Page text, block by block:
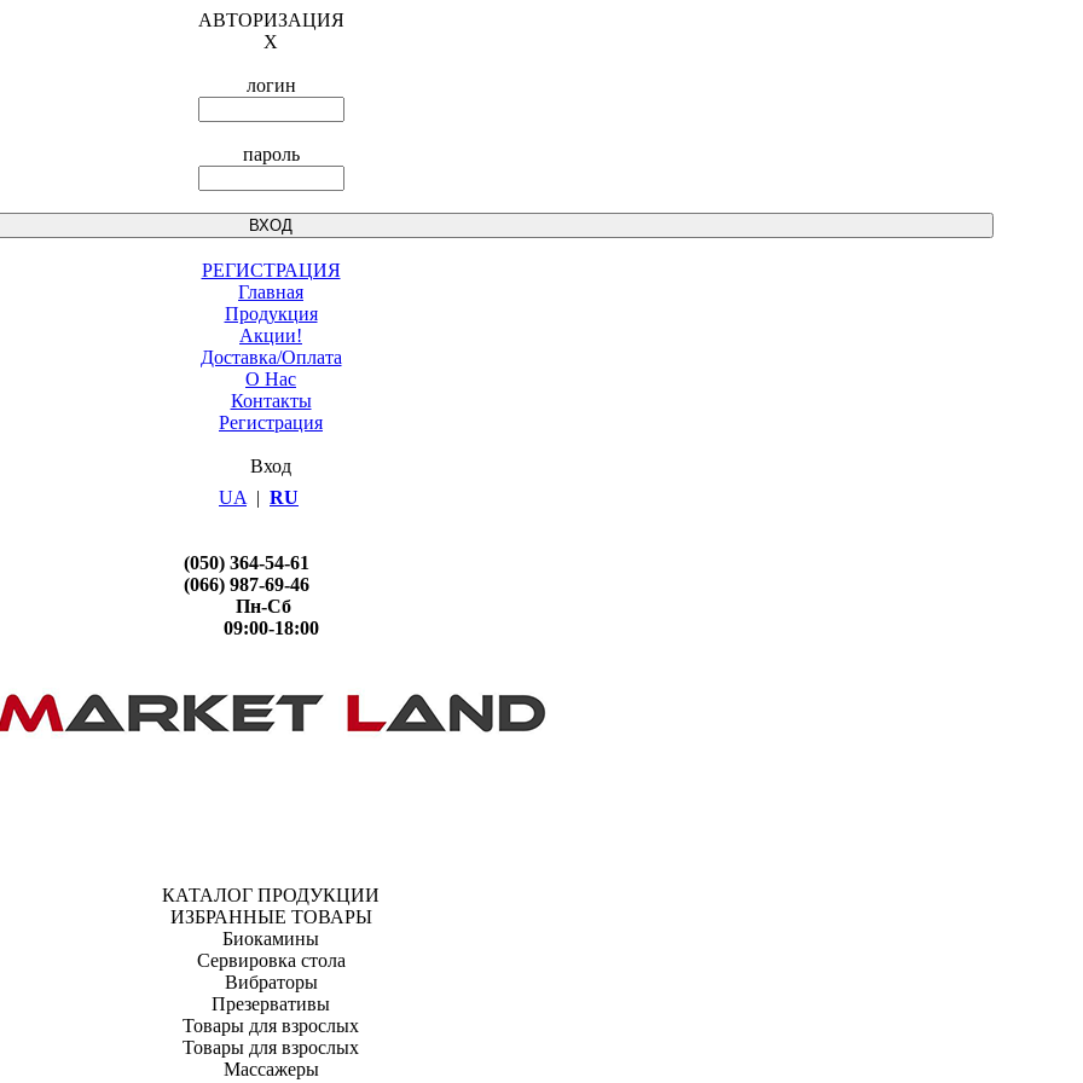
АВТОРИЗАЦИЯ
X
логин
пароль
РЕГИСТРАЦИЯ
Главная
Продукция
Акции!
Доставка/Оплата
О Нас
Контакты
Регистрация
Вход
UA | RU
(050) 364-54-61
(066) 987-69-46
Пн-Сб
09:00-18:00
КАТАЛОГ ПРОДУКЦИИ
ИЗБРАННЫЕ ТОВАРЫ
Биокамины
Сервировка стола
Вибраторы
Презервативы
Товары для взрослых
Товары для взрослых
Массажеры